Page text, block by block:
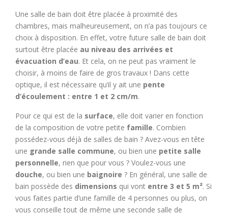
Une salle de bain doit être placée à proximité des
chambres, mais malheureusement, on n’a pas toujours ce
choix à disposition. En effet, votre future salle de bain doit
surtout être placée au niveau des arrivées et
évacuation d’eau. Et cela, on ne peut pas vraiment le
choisir, à moins de faire de gros travaux ! Dans cette
optique, il est nécessaire qu’il y ait une pente
d’écoulement : entre 1 et 2 cm/m.
Pour ce qui est de la surface, elle doit varier en fonction
de la composition de votre petite famille. Combien
possédez-vous déjà de salles de bain ? Avez-vous en tête
une grande salle commune, ou bien une petite salle
personnelle, rien que pour vous ? Voulez-vous une
douche, ou bien une baignoire ? En général, une salle de
bain possède des dimensions qui vont entre 3 et 5 m². Si
vous faites partie d’une famille de 4 personnes ou plus, on
vous conseille tout de même une seconde salle de